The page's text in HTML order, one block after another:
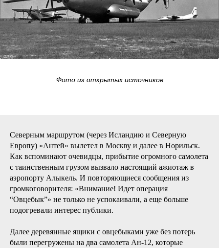
Фото из открытых источников
Северным маршрутом (через Исландию и Северную
Европу) «Антей» вылетел в Москву и далее в Норильск.
Как вспоминают очевидцы, прибытие огромного самолета
с таинственным грузом вызвало настоящий ажиотаж в
аэропорту Алыкель. И повторяющиеся сообщения из
громкоговорителя: «Внимание! Идет операция
“Овцебык”» не только не успокаивали, а еще больше
подогревали интерес публики.
Далее деревянные ящики с овцебыками уже без потерь
были перегружены на два самолета Ан-12, которые